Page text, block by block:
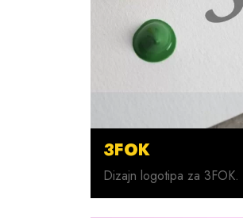
3FOK
Dizajn logotipa za 3FOK.